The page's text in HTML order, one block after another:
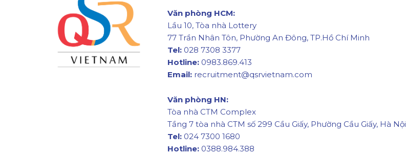
Văn phòng HCM:
Lầu 10, Tòa nhà Lottery
77 Trần Nhân Tôn, Phường An Đông, TP.Hồ Chí Minh
Tel: 028 7308 3377
Hotline: 0983.869.413
Email: recruitment@qsrvietnam.com
Văn phòng HN:
Tòa nhà CTM Complex
Tầng 7 tòa nhà CTM số 299 Cầu Giấy, Phường Cầu Giấy, Hà Nội
Tel: 024 7300 1680
Hotline: 0388.984.388